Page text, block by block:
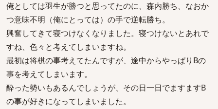
俺としては羽生が勝つと思ってたのに、森内勝ち、なおか
つ意味不明（俺にとっては）の手で逆転勝ち。
興奮してきて寝つけなくなりました。寝つけないとあれで
すね、色々と考えてしまいますね。
最初は将棋の事考えてたんですが、途中からやっぱりBの
事を考えてしまいます。
酔った勢いもあるんでしょうが、その日一日でますますB
の事が好きになってしまいました。